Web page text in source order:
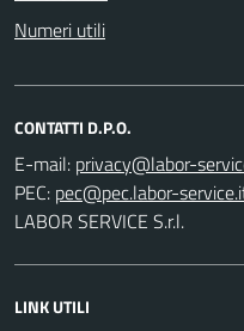
Numeri utili
CONTATTI D.P.O.
E-mail:
PEC:
LABOR SERVICE S.r.l.
LINK UTILI